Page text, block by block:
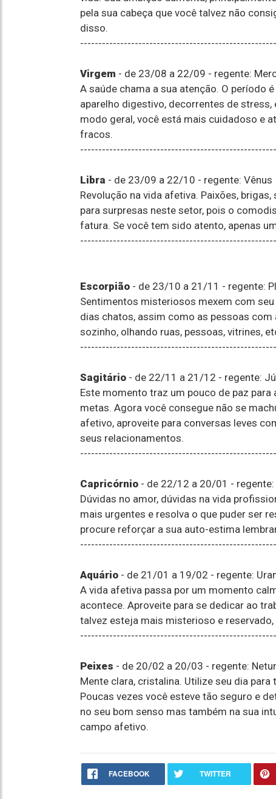
pela sua cabeça que você talvez não
disso.
Virgem - de 23/08 a 22/09 - regente:
A saúde chama a sua atenção. O período
aparelho digestivo, decorrentes de
modo geral, você está mais cuidadoso e
fracos.
Libra - de 23/09 a 22/10 - regente: Vênus
Revolução na vida afetiva. Paixões,
para surpresas neste setor, pois o
fatura. Se você tem sido atento, apenas
Escorpião - de 23/10 a 21/11 - regente:
Sentimentos misteriosos mexem com
dias chatos, assim como as pessoas
sozinho, olhando ruas, pessoas, vitrines,
Sagitário - de 22/11 a 21/12 - regente:
Este momento traz um pouco de paz para
metas. Agora você consegue não se
afetivo, aproveite para conversas leves
seus relacionamentos.
Capricórnio - de 22/12 a 20/01 - regente:
Dúvidas no amor, dúvidas na vida
mais urgentes e resolva o que puder ser
procure reforçar a sua auto-estima
Aquário - de 21/01 a 19/02 - regente:
A vida afetiva passa por um momento
acontece. Aproveite para se dedicar ao
talvez esteja mais misterioso e
Peixes - de 20/02 a 20/03 - regente:
Mente clara, cristalina. Utilize seu dia
Poucas vezes você esteve tão seguro e
no seu bom senso mas também na sua
campo afetivo.
FACEBOOK TWITTER